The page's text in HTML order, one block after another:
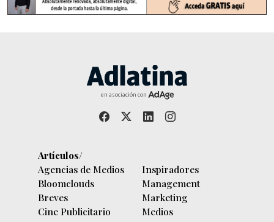
en asociación con
Artículos/
Agencias de Medios
Bloomclouds
Breves
Cine Publicitario
Inspiradores
Management
Marketing
Medios